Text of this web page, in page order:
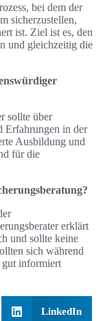
bei dem der
sicherzustellen,
ist. Ziel ist es, den
und gleichzeitig die
sollte über
Erfahrungen in der
Ausbildung und
für die
erklärt
und sollte keine
sich während
gut informiert
LinkedIn